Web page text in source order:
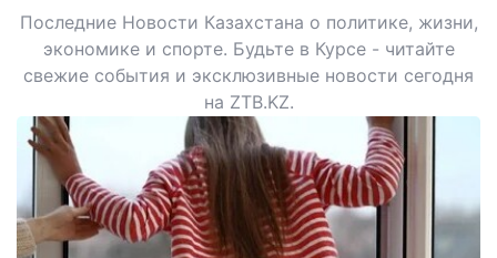
Последние Новости Казахстана о политике, жизни,
экономике и спорте. Будьте в Курсе - читайте
свежие события и эксклюзивные новости сегодня
на ZTB.KZ.